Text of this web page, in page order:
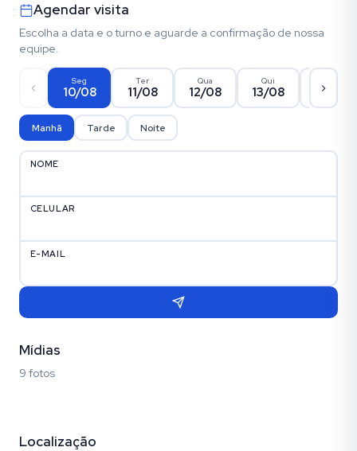
Agendar visita
Escolha a data e o turno e aguarde a confirmação de nossa
equipe.
Seg
10/08
Ter
11/08
Qua
12/08
Qui
13/08 14/08
Manhã Tarde Noite
NOME
CELULAR
E-MAIL
Mídias
9 fotos
Localização